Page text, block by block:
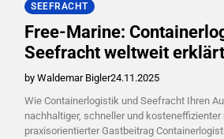
SEEFRACHT
Free-Marine:
Seefracht weltweit erklärt
by Waldemar Bigler24.11.2025
Wie Containerlogistik und Seefracht Ihren
nachhaltiger, schneller und
praxisorientierter Gastbeitrag